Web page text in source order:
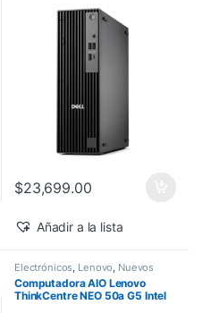
Windows 11 Pro
$23,699.00
Añadir a la lista
Electrónicos Lenovo Nuevos
Productos
Computadora AIO Lenovo
ThinkCentre NEO 50a G5 Intel